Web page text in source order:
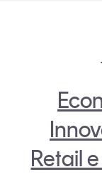
Retail